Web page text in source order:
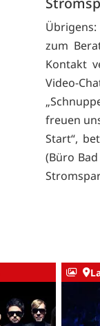
zum
Kontakt
Video-
freuen
Start“,
(Büro